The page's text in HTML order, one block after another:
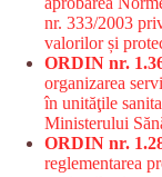
nr. 333/2003
valorilor și
ORDIN nr.
organizarea
în unităţile
Ministerului
ORDIN nr.
reglementarea